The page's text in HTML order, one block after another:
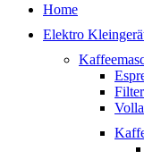
Home
Elektro